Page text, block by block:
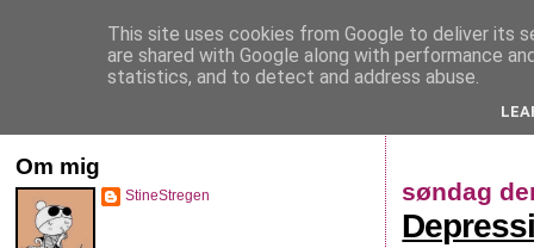
StineStregen
søndag
Om mig
StineStregen
This site uses cookies from Google to deliver its
are shared with Google along with performance
statistics, and to detect and address abuse.